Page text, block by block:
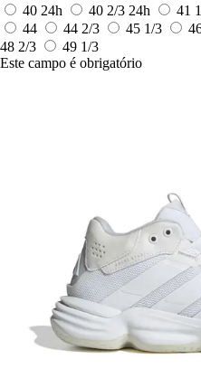
40 24h 40 2/3 24h 41
44
44 2/3 45 1/3
48 2/3
49 1/3
Este campo é obrigatório